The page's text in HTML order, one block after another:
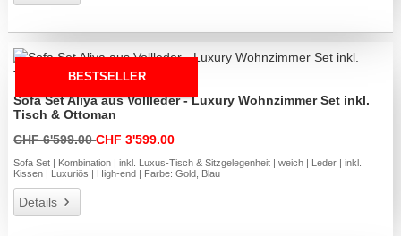
BESTSELLER
Sofa Set Aliya aus Vollleder - Luxury Wohnzimmer Set inkl.
Tisch & Ottoman
CHF 6'599.00CHF 3'599.00
Sofa Set | Kombination | inkl. Luxus-Tisch & Sitzgelegenheit | weich | Leder | inkl.
Kissen | Luxuriös | High-end | Farbe: Gold, Blau
Details